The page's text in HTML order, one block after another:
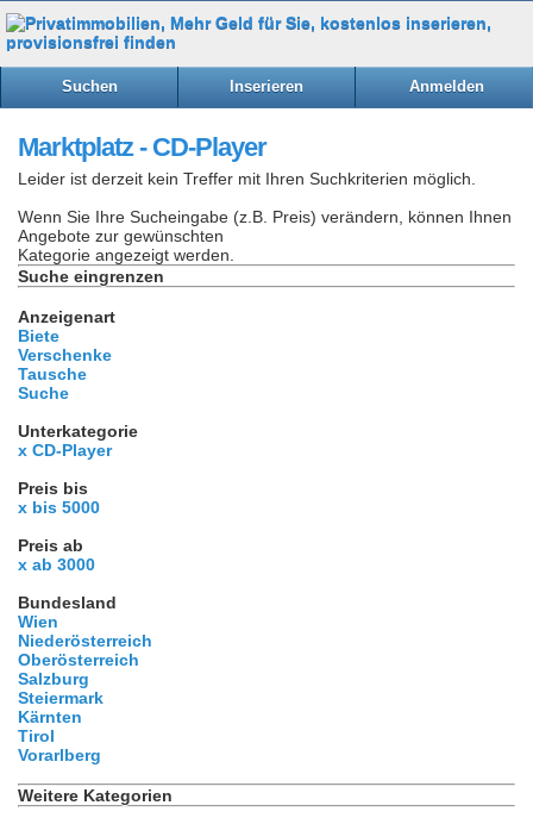
Suchen Inserieren Anmelden
Marktplatz - CD-Player
Leider ist derzeit kein Treffer mit Ihren Suchkriterien möglich.
Wenn Sie Ihre Sucheingabe (z.B. Preis) verändern, können Ihnen
Angebote zur gewünschten
Kategorie angezeigt werden.
Suche eingrenzen
Anzeigenart
Biete
Verschenke
Tausche
Suche
Unterkategorie
x CD-Player
Preis bis
x bis 5000
Preis ab
x ab 3000
Bundesland
Wien
Niederösterreich
Oberösterreich
Salzburg
Steiermark
Kärnten
Tirol
Vorarlberg
Weitere Kategorien